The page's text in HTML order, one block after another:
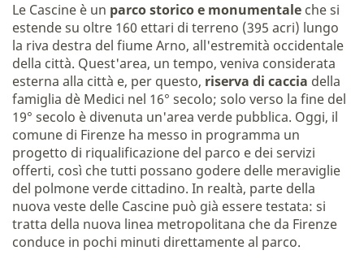
Le Cascine è un parco storico e monumentale che si
estende su oltre 160 ettari di terreno (395 acri) lungo
la riva destra del fiume Arno, all'estremità occidentale
della città. Quest'area, un tempo, veniva considerata
esterna alla città e, per questo, riserva di caccia della
famiglia dè Medici nel 16° secolo; solo verso la fine del
19° secolo è divenuta un'area verde pubblica. Oggi, il
comune di Firenze ha messo in programma un
progetto di riqualificazione del parco e dei servizi
offerti, così che tutti possano godere delle meraviglie
del polmone verde cittadino. In realtà, parte della
nuova veste delle Cascine può già essere testata: si
tratta della nuova linea metropolitana che da Firenze
conduce in pochi minuti direttamente al parco.